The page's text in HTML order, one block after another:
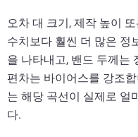
오차 대 크기, 제작 높이
수치보다 훨씬 더 많은 정
을 나타내고, 밴드 두께는
편차는 바이어스를 강조
는 해당 곡선이 실제로 얼
다.